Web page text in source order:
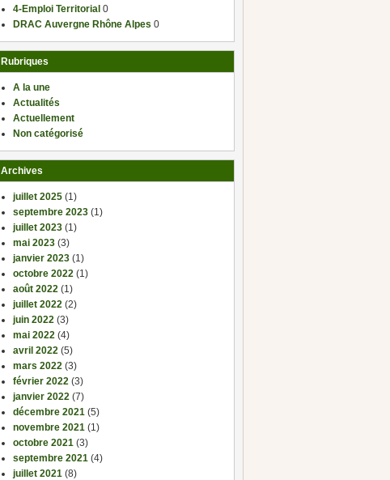
4-Emploi Territorial 0
DRAC Auvergne Rhône Alpes 0
Rubriques
A la une
Actualités
Actuellement
Non catégorisé
Archives
juillet 2025 (1)
septembre 2023 (1)
juillet 2023 (1)
mai 2023 (3)
janvier 2023 (1)
octobre 2022 (1)
août 2022 (1)
juillet 2022 (2)
juin 2022 (3)
mai 2022 (4)
avril 2022 (5)
mars 2022 (3)
février 2022 (3)
janvier 2022 (7)
décembre 2021 (5)
novembre 2021 (1)
octobre 2021 (3)
septembre 2021 (4)
juillet 2021 (8)